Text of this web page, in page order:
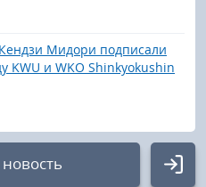
Мидори подписали
KWU и WKO Shinkyokushin